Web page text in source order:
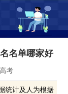
名单哪家好
考
统计及人为根据